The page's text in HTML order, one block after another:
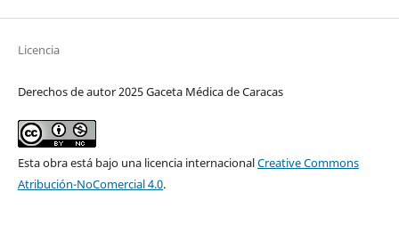
Licencia
Derechos de autor 2025 Gaceta Médica de Caracas
Esta obra está bajo una licencia internacionalCreative Commons
Atribución-NoComercial 4.0.